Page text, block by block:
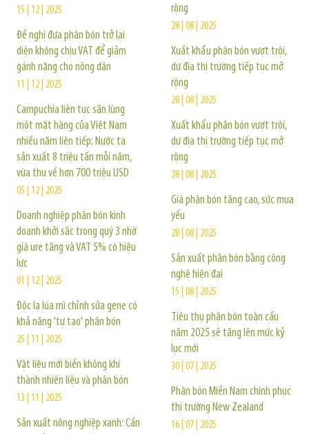
15 | 12 | 2025
Đề nghị đưa phân bón trở lại
diện không chịu VAT để giảm
gánh nặng cho nông dân
11 | 12 | 2025
Campuchia liên tục săn lùng
một mặt hàng của Việt Nam
nhiều năm liên tiếp: Nước ta
sản xuất 8 triệu tấn mỗi năm,
vừa thu về hơn 700 triệu USD
05 | 12 | 2025
Doanh nghiệp phân bón kinh
doanh khởi sắc trong quý 3 nhờ
giá ure tăng và VAT 5% có hiệu
lực
01 | 12 | 2025
Độc lạ lúa mì chỉnh sửa gene có
khả năng 'tự tạo' phân bón
25 | 11 | 2025
Vật liệu mới biến không khí
thành nhiên liệu và phân bón
13 | 11 | 2025
Sản xuất nông nghiệp xanh: Cần
rộng
28 | 08 | 2025
Xuất khẩu phân bón vượt trội,
dư địa thị trường tiếp tục mở
rộng
28 | 08 | 2025
Xuất khẩu phân bón vượt trội,
dư địa thị trường tiếp tục mở
rộng
28 | 08 | 2025
Giá phân bón tăng cao, sức mua
yếu
28 | 08 | 2025
Sản xuất phân bón bằng công
nghệ hiện đại
15 | 08 | 2025
Tiêu thụ phân bón toàn cầu
năm 2025 sẽ tăng lên mức kỷ
lục mới
30 | 07 | 2025
Phân bón Miền Nam chinh phục
thị trường New Zealand
16 | 07 | 2025